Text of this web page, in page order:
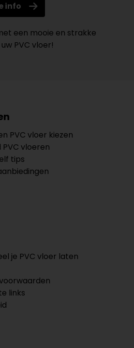
info
een mooie en strakke
PVC vloer!
PVC vloer kiezen
vloeren
tips
je PVC vloer laten
links